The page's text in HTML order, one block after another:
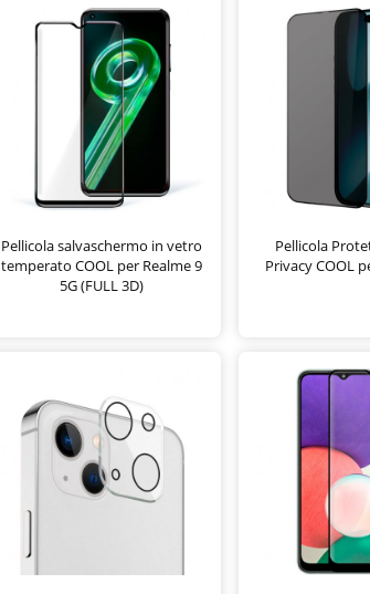
Pellicola salvaschermo in vetro
temperato COOL per Realme 9
5G (FULL 3D)
Pellicola
Privacy COOL